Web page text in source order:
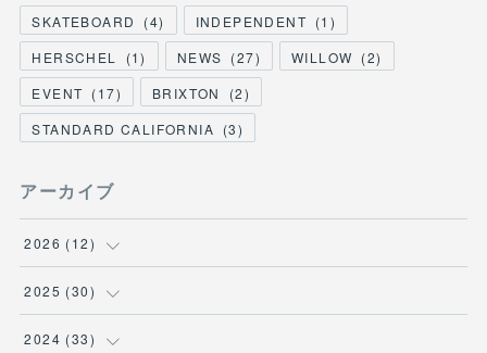
SKATEBOARD (4) INDEPENDENT (1 )
HERSCHEL
(1) NEWS (27) WILLOW (2)
EVENT (17) BRIXTON (2)
STANDARD CALIFORNIA (3)
アーカイブ
2026 (12)
(3)
(1)
2025 (30)
(5)
2024 (33)